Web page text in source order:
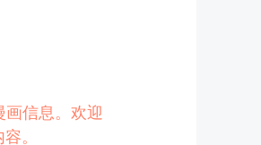
信息。欢迎
。